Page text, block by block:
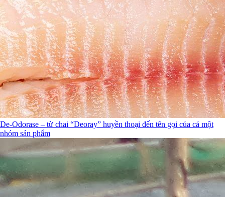
De-Odorase – từ chai “Deoray” huyền thoại đến tên gọi của cả một
nhóm sản phẩm